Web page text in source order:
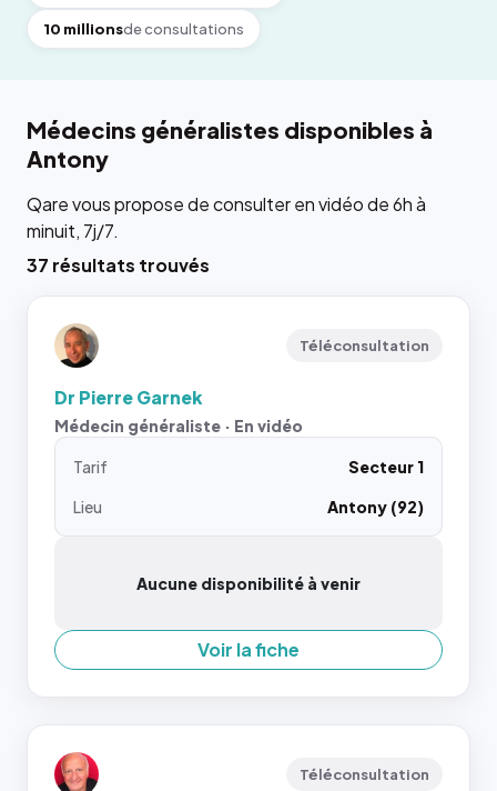
10 millionsde consultations
Médecins généralistes disponibles à
Antony
Qare vous propose de consulter en vidéo de 6h à
minuit, 7j/7.
37 résultats trouvés
Téléconsultation
Dr Pierre Garnek
Médecin généraliste · En vidéo
Tarif
Secteur 1
Lieu
Antony (92)
Aucune disponibilité à venir
Voir la fiche
Téléconsultation